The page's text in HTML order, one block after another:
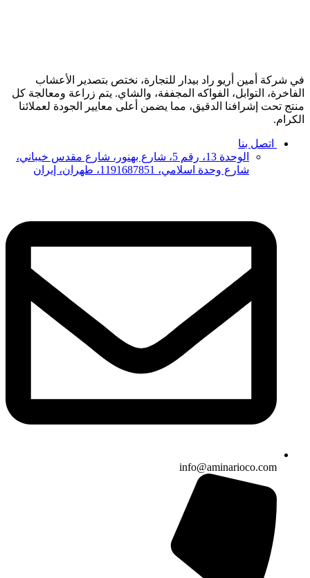
في شركة أمين أريو راد بيدار للتجارة، نختص بتصدير الأعشاب
الفاخرة، التوابل، الفواكه المجففة، والشاي. يتم زراعة ومعالجة كل
منتج تحت إشرافنا الدقيق، مما يضمن أعلى معايير الجودة لعملائنا
الكرام.
اتصل بنا
الوحدة 13، رقم 5، شارع بهنور، شارع مقدس خيباني،
شارع وحدة اسلامي، 1191687851، طهران، إيران
info@aminarioco.com